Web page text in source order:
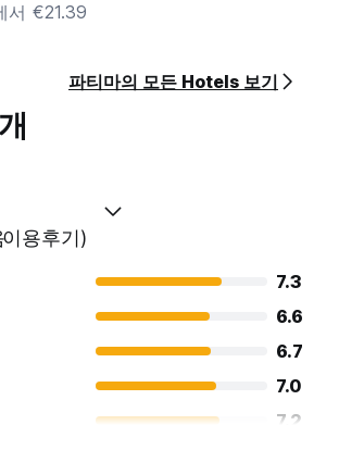
서 €21.39
파티마의 모든 Hotels 보기
용후기)
7.3
6.6
6.7
7.0
7.2